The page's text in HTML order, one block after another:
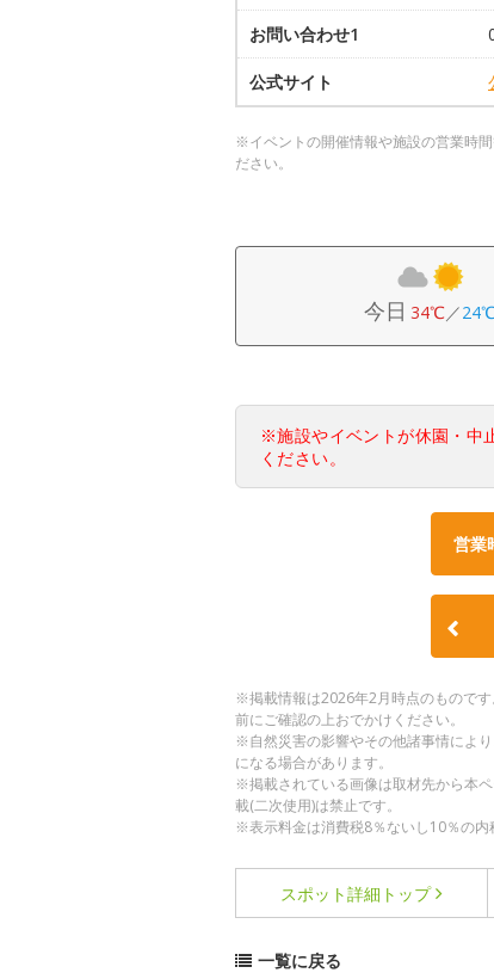
お問い合わせ1
公式サイト
※イベントの開催情報や施設の営業時
ださい。
今日 34℃／
※施設やイベントが休園・中
ください。
営業
※掲載情報は2026年2月時点のもので
前にご確認の上おでかけください。
※自然災害の影響やその他諸事情によ
になる場合があります。
※掲載されている画像は取材先から本
載(二次使用)は禁止です。
※表示料金は消費税8％ないし10％の内
スポット詳細 トップ
一覧に戻る